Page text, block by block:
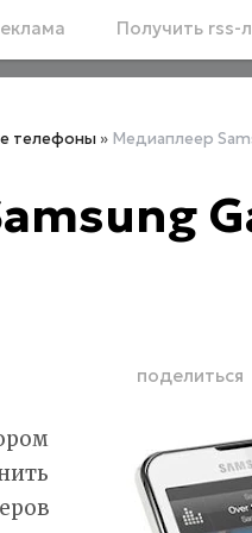
Получить rss-
телефоны » Медиаплеер
поделиться